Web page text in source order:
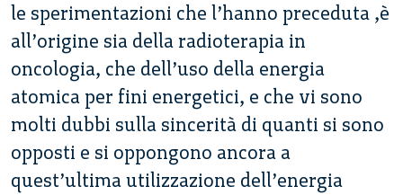
le sperimentazioni che l’hanno preceduta ,è
all’origine sia della radioterapia in
oncologia, che dell’uso della energia
atomica per fini energetici, e che vi sono
molti dubbi sulla sincerità di quanti si sono
opposti e si oppongono ancora a
quest’ultima utilizzazione dell’energia